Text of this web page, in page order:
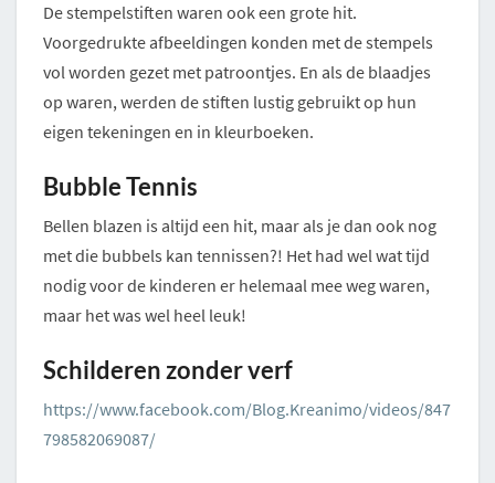
De stempelstiften waren ook een grote hit.
Voorgedrukte afbeeldingen konden met de stempels
vol worden gezet met patroontjes. En als de blaadjes
op waren, werden de stiften lustig gebruikt op hun
eigen tekeningen en in kleurboeken.
Bubble Tennis
Bellen blazen is altijd een hit, maar als je dan ook nog
met die bubbels kan tennissen?! Het had wel wat tijd
nodig voor de kinderen er helemaal mee weg waren,
maar het was wel heel leuk!
Schilderen zonder verf
https://www.facebook.com/Blog.Kreanimo/videos/847
798582069087/